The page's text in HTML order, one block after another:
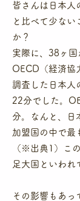
皆さんは日本人
と比べて少ない
か？
実際に、38ヶ国
OECD（経済協
調査した日本人
22分でした。
分。なんと、日
加盟国の中で最
（※出典1）こ
足大国といわれ
その影響もあっ